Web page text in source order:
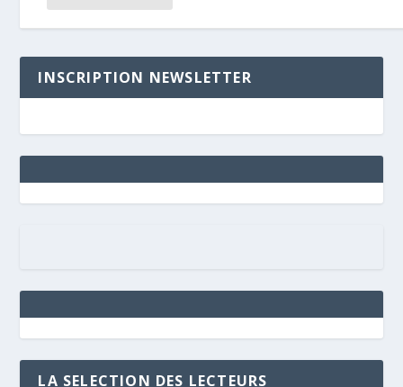
INSCRIPTION NEWSLETTER
LA SELECTION DES LECTEURS